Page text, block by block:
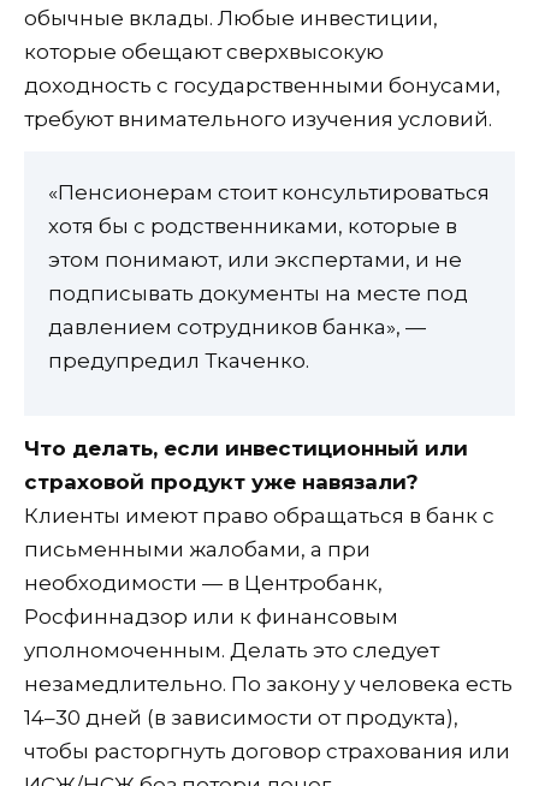
обычные вклады. Любые инвестиции,
которые обещают сверхвысокую
доходность с государственными бонусами,
требуют внимательного изучения условий.
«Пенсионерам стоит консультироваться
хотя бы с родственниками, которые в
этом понимают, или экспертами, и не
подписывать документы на месте под
давлением сотрудников банка», —
предупредил Ткаченко.
Что делать, если инвестиционный или
страховой продукт уже навязали?
Клиенты имеют право обращаться в банк с
письменными жалобами, а при
необходимости — в Центробанк,
Росфиннадзор или к финансовым
уполномоченным. Делать это следует
незамедлительно. По закону у человека есть
14–30 дней (в зависимости от продукта),
чтобы расторгнуть договор страхования или